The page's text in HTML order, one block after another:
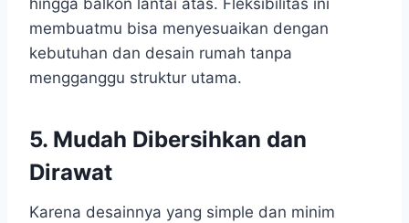
hingga balkon lantai atas. Fleksibilitas ini
membuatmu bisa menyesuaikan dengan
kebutuhan dan desain rumah tanpa
mengganggu struktur utama.
5. Mudah Dibersihkan dan
Dirawat
Karena desainnya yang simple dan minim